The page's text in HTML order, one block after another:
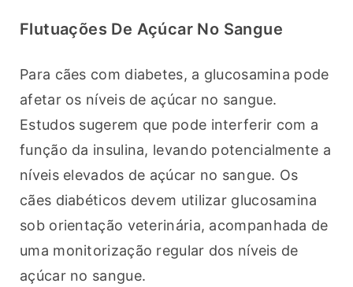
Flutuações De Açúcar No Sangue
Para cães com diabetes, a glucosamina pode
afetar os níveis de açúcar no sangue.
Estudos sugerem que pode interferir com a
função da insulina, levando potencialmente a
níveis elevados de açúcar no sangue. Os
cães diabéticos devem utilizar glucosamina
sob orientação veterinária, acompanhada de
uma monitorização regular dos níveis de
açúcar no sangue.